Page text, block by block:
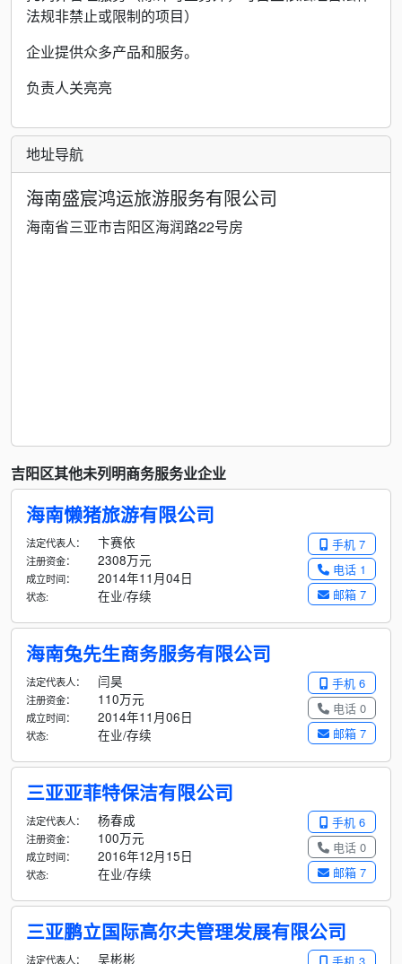
法规非禁止或限制的项目）
企业提供众多产品和服务。
负责人关亮亮
地址导航
海南盛宸鸿运旅游服务有限公司
海南省三亚市吉阳区海润路22号房
吉阳区其他未列明商务服务业企业
海南懒猪旅游有限公司
手机 7
电话 1
邮箱 7
法定代表人： 卞赛依
注册资金： 2308万元
成立时间： 2014年11月04日
状态: 在业/存续
海南兔先生商务服务有限公司
手机 6
电话 0
邮箱 7
法定代表人： 闫昊
注册资金： 110万元
成立时间： 2014年11月06日
状态: 在业/存续
三亚亚菲特保洁有限公司
手机 6
电话 0
邮箱 7
法定代表人： 杨春成
注册资金： 100万元
成立时间： 2016年12月15日
状态: 在业/存续
三亚鹏立国际高尔夫管理发展有限公司
法定代表人： 吴彬彬